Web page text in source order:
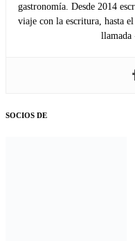
gastronomía. Desde 2014
viaje con la escritura, hasta
llamada
SOCIOS DE